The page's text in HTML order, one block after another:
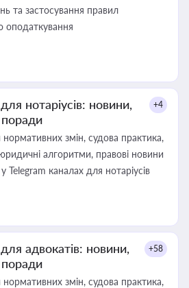
та застосування правил
оподаткування
нотаріусів: новини,
поради
+4
змін, судова практика,
алгоритми, правові новини
каналах для нотаріусів
адвокатів: новини,
поради
+58
змін, судова практика,